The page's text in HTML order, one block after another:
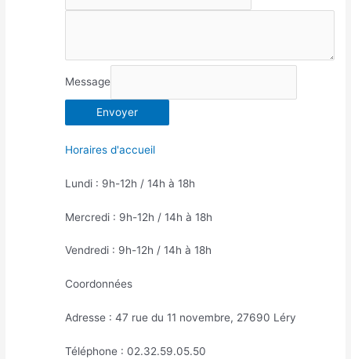
Message
Envoyer
Horaires d'accueil
Lundi : 9h-12h / 14h à 18h
Mercredi : 9h-12h / 14h à 18h
Vendredi : 9h-12h / 14h à 18h
Coordonnées
Adresse : 47 rue du 11 novembre, 27690 Léry
Téléphone : 02.32.59.05.50